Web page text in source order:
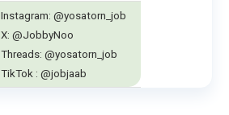
Instagram: @yosatorn_job
X: @JobbyNoo
Threads: @yosatorn_job
TikTok : @jobjaab